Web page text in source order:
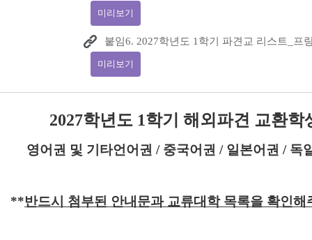
미리보기
붙임6. 2027학년도 1학기 파견교 리스트_프
미리보기
2027학년도 1학기 해외파견 교환학
영어권 및 기타언어권 / 중국어권 / 일본어권 / 독
**반드시 첨부된 안내문과 교류대학 목록을 확인해